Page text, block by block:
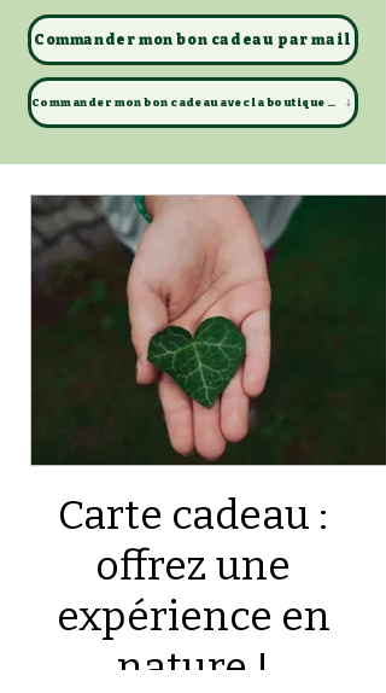
Commander mon bon cadeau par mail
Commander mon bon cadeau avec la boutique en ligne
Carte cadeau :
offrez une
expérience en
nature !